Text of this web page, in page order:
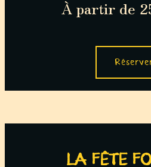
À partir de
LA FÊTE